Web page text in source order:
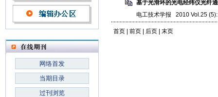
网络首发
当期目录
过刊浏览
基于光滑环的光电经纬仪光纤
电工技术学报 2010 Vol.25
首页 | 前页 | 后页 | 末页